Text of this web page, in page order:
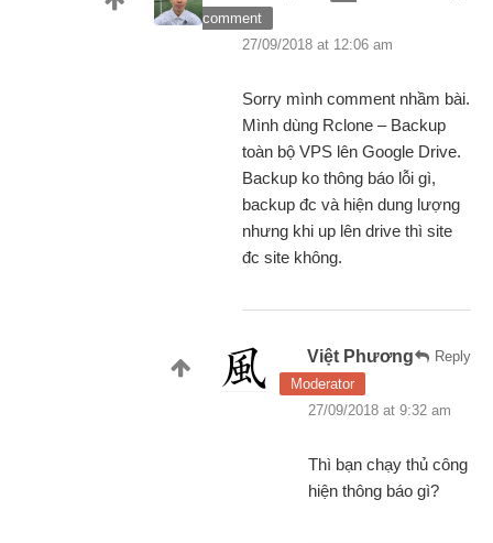
comment
27/09/2018 at 12:06 am
Sorry mình comment nhầm bài.
Mình dùng Rclone – Backup
toàn bộ VPS lên Google Drive.
Backup ko thông báo lỗi gì,
backup đc và hiện dung lượng
nhưng khi up lên drive thì site
đc site không.
Reply
Việt Phương
Moderator
27/09/2018 at 9:32 am
Thì bạn chạy thủ công
hiện thông báo gì?